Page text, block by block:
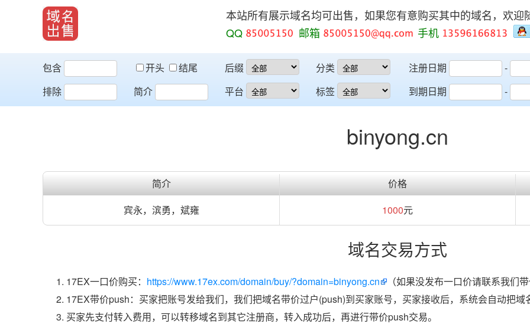
本站所有展示域名均可出售，如果您有意购买其中的域名，欢迎
QQ
邮箱 手机
包含 开头
结尾
排除
简介
后缀
平台
分类
标签
注册日期
-
到期日期
-
binyong.cn
简介 价格
宾永，滨勇，斌雍
1000元
域名交易方式
17EX一口价购买： https://www.17ex.com/domain/buy/?domain=binyong.cn
（如果没发布一口价请联系我们带
17EX带价push：买家把账号发给我们，我们把域名带价过户(push)到买家账号，买家接收后，系统会自动把域
买家先支付转入费用，可以转移域名到其它注册商，转入成功后，再进行带价push交易。